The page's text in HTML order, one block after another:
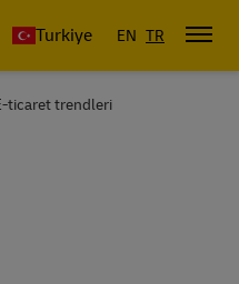
Turkiye EN TR
ticaret trendleri